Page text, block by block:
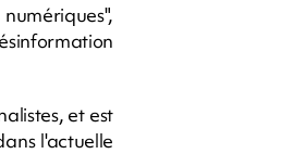
et est
l'actuelle